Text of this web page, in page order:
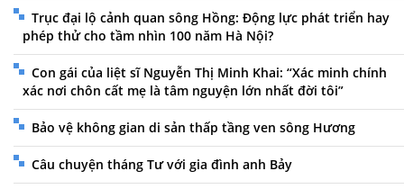
Trục đại lộ cảnh quan sông Hồng: Động lực phát triển hay
phép thử cho tầm nhìn 100 năm Hà Nội?
Con gái của liệt sĩ Nguyễn Thị Minh Khai: “Xác minh chính
xác nơi chôn cất mẹ là tâm nguyện lớn nhất đời tôi”
Bảo vệ không gian di sản thấp tầng ven sông Hương
Câu chuyện tháng Tư với gia đình anh Bảy